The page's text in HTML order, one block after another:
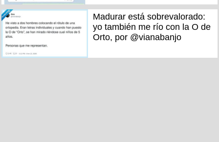
Madurar está sobrevalorado:
yo también me río con la O de
Orto, por @vianabanjo